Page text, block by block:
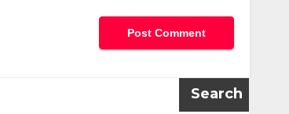
Search